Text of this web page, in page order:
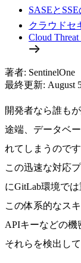
SASEと
クラウドセ
Cloud
著者: SentinelOne
最終更新: August
開発者なら誰も
途端、データベ
れてしまうので
この迅速な対応プ
にGitLab環境で
この体系的なス
APIキーなどの機
それらを検出し